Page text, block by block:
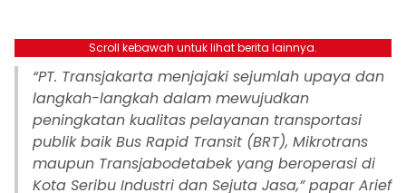
Scroll kebawah untuk lihat berita lainnya.
“PT. Transjakarta menjajaki sejumlah upaya dan
langkah-langkah dalam mewujudkan
peningkatan kualitas pelayanan transportasi
publik baik Bus Rapid Transit (BRT), Mikrotrans
maupun Transjabodetabek yang beroperasi di
Kota Seribu Industri dan Sejuta Jasa,” papar Arief